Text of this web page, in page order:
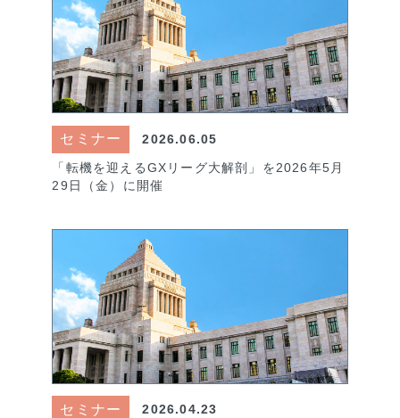
セミナー 2026.06.05
「転機を迎えるGXリーグ大解剖」を2026年5月
29日（金）に開催
セミナー 2026.04.23